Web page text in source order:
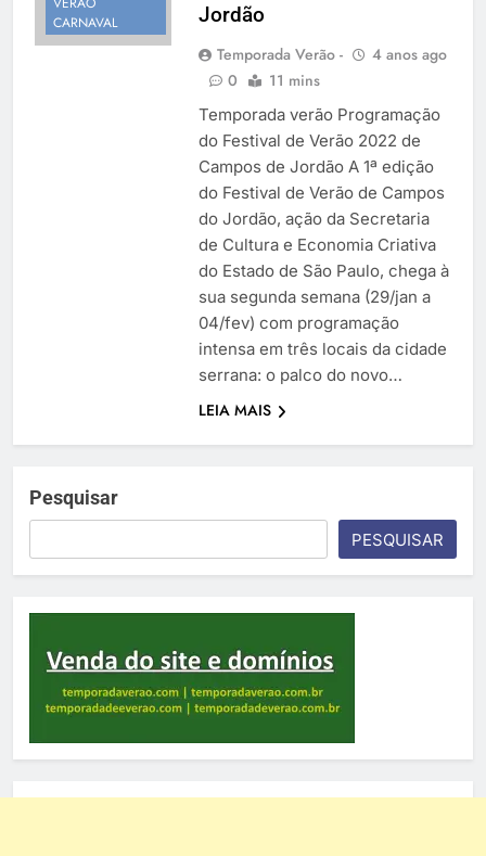
Temporada Verão 2027
CARNAVAL
Jordão
Temporada Verão -
4 anos ago
0
11 mins
Temporada verão Programação
do Festival de Verão 2022 de
Campos de Jordão A 1ª edição
do Festival de Verão de Campos
do Jordão, ação da Secretaria
de Cultura e Economia Criativa
do Estado de São Paulo, chega à
sua segunda semana (29/jan a
04/fev) com programação
intensa em três locais da cidade
serrana: o palco do novo…
LEIA MAIS
Pesquisar
PESQUISAR